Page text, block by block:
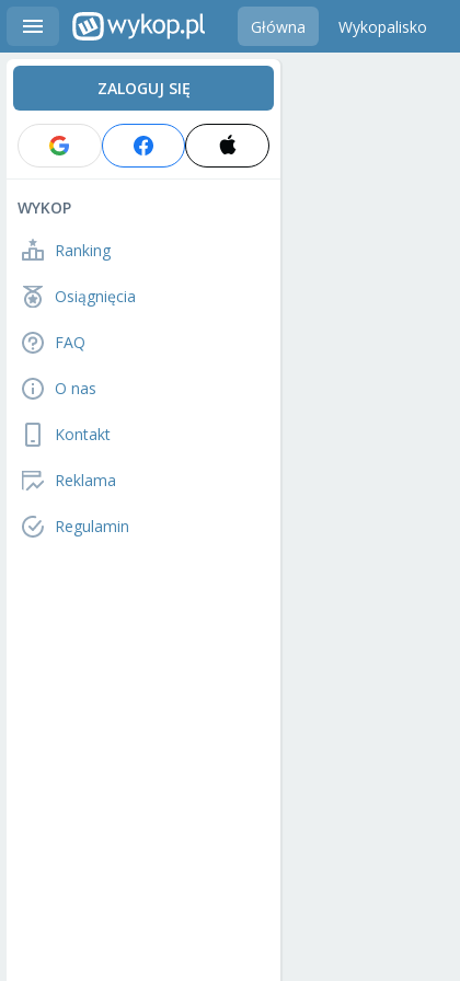
Główna Wykopalisko
ZALOGUJ SIĘ
WYKOP
Ranking
Osiągnięcia
FAQ
O nas
Kontakt
Reklama
Regulamin